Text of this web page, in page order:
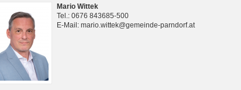
Mario Wittek
Tel.: 0676 843685-500
E-Mail: mario.wittek@gemeinde-parndorf.at